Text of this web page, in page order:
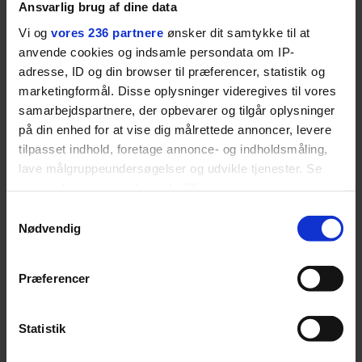
Ansvarlig brug af dine data
Vi og vores 236 partnere ønsker dit samtykke til at
anvende cookies og indsamle persondata om IP-
adresse, ID og din browser til præferencer, statistik og
marketingformål. Disse oplysninger videregives til vores
samarbejdspartnere, der opbevarer og tilgår oplysninger
på din enhed for at vise dig målrettede annoncer, levere
tilpasset indhold, foretage annonce- og indholdsmåling,
lave målgruppeundersøgelser og udvikle tjenester. Se
tilbage eller ændre indstillinger fra vores
"Cookiedeklaration", eller ved at trykke på "Privacy
Nødvendig
Præferencer
Statistik
blevet voksen. Her indtager
Danmarks største popstjerne selv
fortællerens plads i et portræt om
arv, angst, familieliv, frygten for
at miste stemmen og den
livsglæde, han nægter at give slip
på.
SPONSORERET INDHOLD
banen
med Australian Open cementerer BOSS sin position i
krydsfeltet mellem tennis, performance og moderne